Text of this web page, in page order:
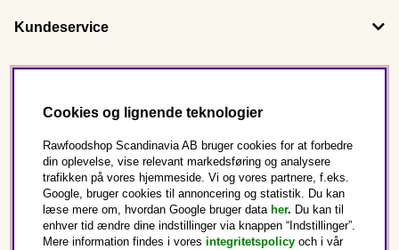
Kundeservice
Dette er Rawfoodshop
Danmark
Cookies og lignende teknologier
Rawfoodshop Scandinavia AB bruger cookies for at forbedre
din oplevelse, vise relevant markedsføring og analysere
trafikken på vores hjemmeside. Vi og vores partnere, f.eks.
Google, bruger cookies til annoncering og statistik. Du kan
læse mere om, hvordan Google bruger data her. Du kan til
enhver tid ændre dine indstillinger via knappen “Indstillinger”.
Mere information findes i vores integritetspolicy och i vår